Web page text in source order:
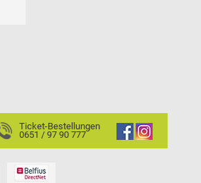
Ticket-Bestellungen
0651 / 97 90 777